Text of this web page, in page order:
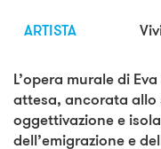
ARTISTA
L’opera murale di
attesa, ancorata allo
oggettivazione e
dell’emigrazione e